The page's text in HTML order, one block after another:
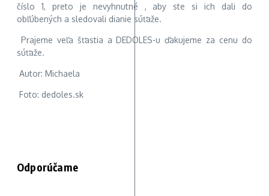
číslo 1, preto je nevyhnutné , aby ste si ich dali do
obľúbených a sledovali dianie súťaže.
Prajeme veľa šťastia a DEDOLES-u ďakujeme za cenu do
súťaže.
Autor: Michaela
Foto: dedoles.sk
Odporúčame